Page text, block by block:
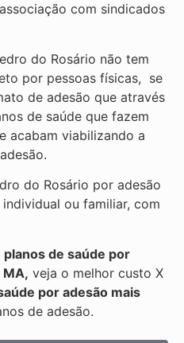
com sindicados
do Rosário não tem
por pessoas físicas, se
de adesão que através
de saúde que fazem
acabam viabilizando a
do Rosário por adesão
ou familiar, com
de saúde por
MA, veja o melhor custo X
por adesão mais
de adesão.